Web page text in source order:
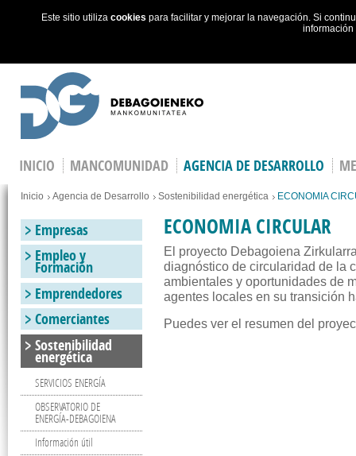
Este sitio utiliza cookies para facilitar y mejorar la navegación. Si
INICIO MANCOMUNIDAD AGENCIA DE DESARROLLO
You are here
Inicio Agencia de Desarrollo Sostenibilidad energética ECONOMIA
ECONOMIA CIRCULAR
El proyecto Debagoiena
diagnóstico de circularidad de la
ambientales y oportunidades de
agentes locales en su transición
Puedes ver el resumen del
Empresas
Empleo y
Formación
Emprendedores
Comerciantes
Sostenibilidad
energética
SERVICIOS ENERGÍA
OBSERVATORIO DE
ENERGÍA-DEBAGOIENA
Información útil